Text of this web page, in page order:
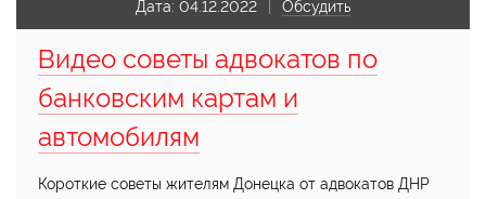
Видео советы адвокатов по
банковским картам и
автомобилям
Короткие советы жителям Донецка от адвокатов ДНР
Дата: 04.12.2022 Обсудить